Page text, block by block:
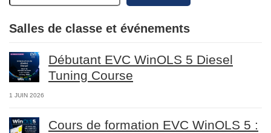
Salles de classe et événements
Débutant EVC WinOLS 5 Diesel
Tuning Course
1 JUIN 2026
Cours de formation EVC WinOLS 5 :